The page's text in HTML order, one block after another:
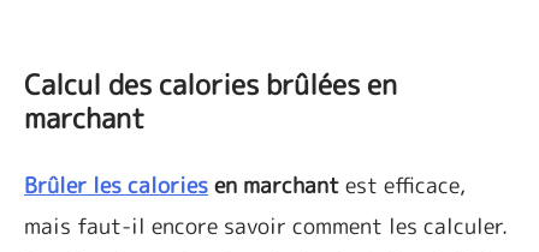
Calcul des calories brûlées en
marchant
Brûler les calories en marchant est efficace,
mais faut-il encore savoir comment les calculer.